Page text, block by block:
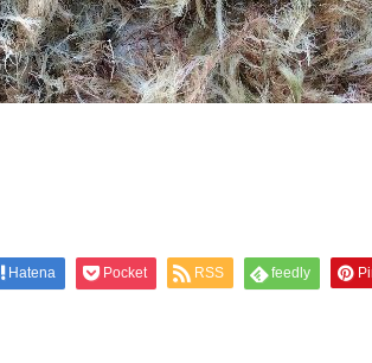
Hatena Pocket RSS feedly